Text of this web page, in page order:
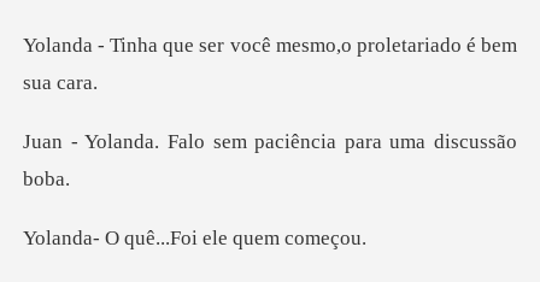
er você mesmo,o prole
o sem paciência par
uê...Foi ele